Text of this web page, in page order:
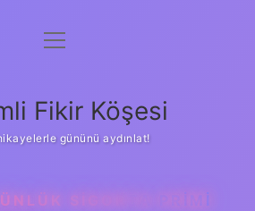
Anasayfa
Yasal Uyarı
menüyü
Fikir Köşesi
gününü aydınlat!
SIGORTA PRIMI